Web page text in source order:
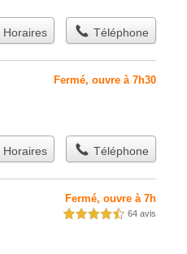
Horaires Téléphone
Fermé, ouvre à 7h30
Horaires Téléphone
Fermé, ouvre à 7h
4,5 étoiles sur 5 64 avis